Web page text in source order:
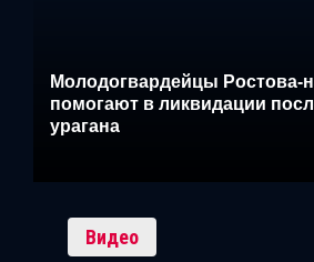
Молодогвардейцы Ростова-
помогают в ликвидации
урагана
Видео